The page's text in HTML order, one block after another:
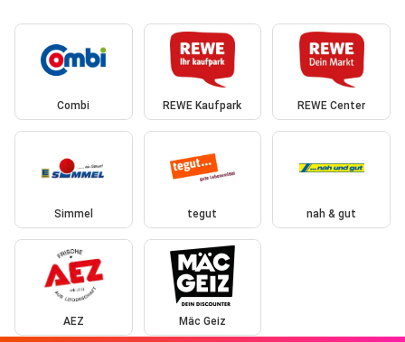
Combi REWE Kaufpark REWE Center
Simmel tegut nah & gut
AEZ Mäc Geiz